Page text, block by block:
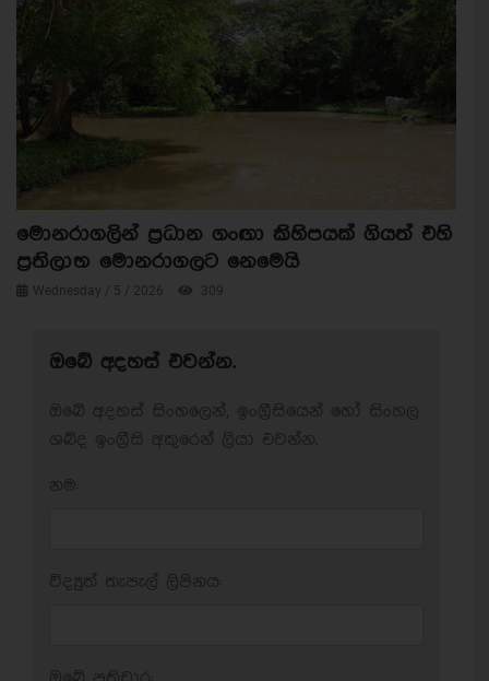
මොනරාගලින් ප්‍රධාන ගංඟා කිහිපයක් ගියත් එහි
ප්‍රතිලාභ මොනරාගලට නෙමෙයි
Wednesday / 5 / 2026 309
ඔබේ අදහස් එවන්න.